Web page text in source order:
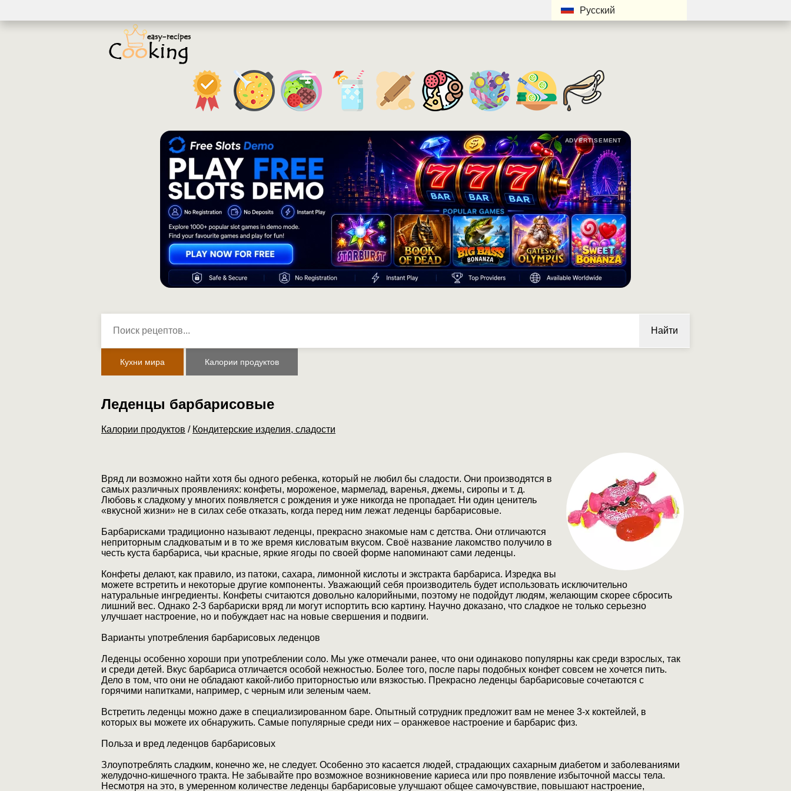
Русский
ADVERTISEMENT
Найти
Кухни мира Калории продуктов
Леденцы барбарисовые
Калории продуктов / Кондитерские изделия, сладости
Вряд ли возможно найти хотя бы одного ребенка, который не любил бы сладости. Они производятся в
самых различных проявлениях: конфеты, мороженое, мармелад, варенья, джемы, сиропы и т. д.
Любовь к сладкому у многих появляется с рождения и уже никогда не пропадает. Ни один ценитель
«вкусной жизни» не в силах себе отказать, когда перед ним лежат леденцы барбарисовые.
Барбарисками традиционно называют леденцы, прекрасно знакомые нам с детства. Они отличаются
неприторным сладковатым и в то же время кисловатым вкусом. Своё название лакомство получило в
честь куста барбариса, чьи красные, яркие ягоды по своей форме напоминают сами леденцы.
Конфеты делают, как правило, из патоки, сахара, лимонной кислоты и экстракта барбариса. Изредка вы
можете встретить и некоторые другие компоненты. Уважающий себя производитель будет использовать исключительно
натуральные ингредиенты. Конфеты считаются довольно калорийными, поэтому не подойдут людям, желающим скорее сбросить
лишний вес. Однако 2-3 барбариски вряд ли могут испортить всю картину. Научно доказано, что сладкое не только серьезно
улучшает настроение, но и побуждает нас на новые свершения и подвиги.
Варианты употребления барбарисовых леденцов
Леденцы особенно хороши при употреблении соло. Мы уже отмечали ранее, что они одинаково популярны как среди взрослых, так
и среди детей. Вкус барбариса отличается особой нежностью. Более того, после пары подобных конфет совсем не хочется пить.
Дело в том, что они не обладают какой-либо приторностью или вязкостью. Прекрасно леденцы барбарисовые сочетаются с
горячими напитками, например, с черным или зеленым чаем.
Встретить леденцы можно даже в специализированном баре. Опытный сотрудник предложит вам не менее 3-х коктейлей, в
которых вы можете их обнаружить. Самые популярные среди них – оранжевое настроение и барбарис физ.
Польза и вред леденцов барбарисовых
Злоупотреблять сладким, конечно же, не следует. Особенно это касается людей, страдающих сахарным диабетом и заболеваниями
желудочно-кишечного тракта. Не забывайте про возможное возникновение кариеса или про появление избыточной массы тела.
Несмотря на это, в умеренном количестве леденцы барбарисовые улучшают общее самочувствие, повышают настроение,